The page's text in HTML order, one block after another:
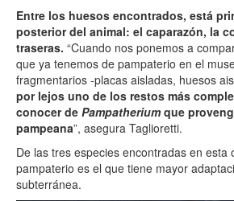
Entre los huesos encontrados, está
posterior del animal: el caparazón, la
traseras. “Cuando nos ponemos a
que ya tenemos de pampaterio en el
fragmentarios -placas aisladas, huesos
por lejos uno de los restos más
conocer de Pampatheriumque
pampeana”, asegura Taglioretti.
De las tres especies encontradas en esta
pampaterio es el que tiene mayor
subterránea.